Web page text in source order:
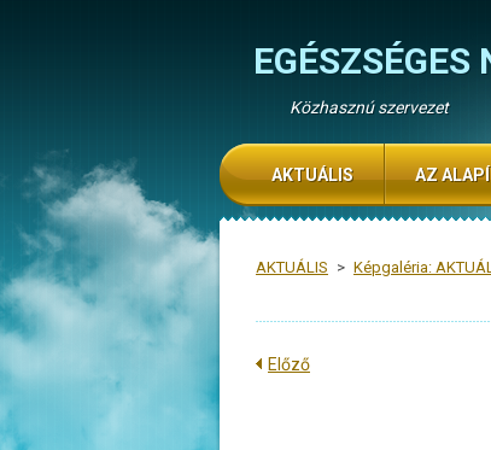
Közhasznú szervezet
AKTUÁLIS > Képgaléria:
Előző
AKTUÁLIS AZ